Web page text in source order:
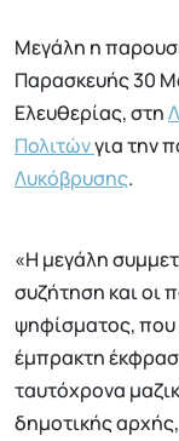
Μεγάλη η
Παρασκευής 30
Ελευθερίας, στη
Πολιτώνγια την
Λυκόβρυσης.
«Η μεγάλη
συζήτηση και οι
ψηφίσματος,
έμπρακτη
ταυτόχρονα
δημοτικής